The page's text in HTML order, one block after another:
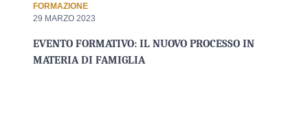
FORMAZIONE
29 MARZO 2023
EVENTO FORMATIVO: IL NUOVO PROCESSO IN
MATERIA DI FAMIGLIA